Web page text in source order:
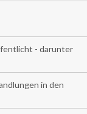
- darunter
in den